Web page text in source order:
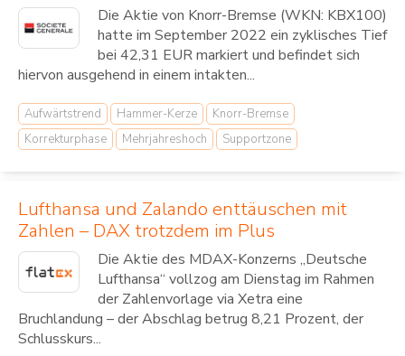
Die Aktie von Knorr-Bremse (WKN: KBX100)
hatte im September 2022 ein zyklisches Tief
bei 42,31 EUR markiert und befindet sich
hiervon ausgehend in einem intakten...
Aufwärtstrend Hammer-Kerze
Knorr-Bremse
Korrekturphase
Mehrjahreshoch Supportzone
Lufthansa und Zalando enttäuschen mit
Zahlen – DAX trotzdem im Plus
Die Aktie des MDAX-Konzerns „Deutsche
Lufthansa“ vollzog am Dienstag im Rahmen
der Zahlenvorlage via Xetra eine
Bruchlandung – der Abschlag betrug 8,21 Prozent, der
Schlusskurs...